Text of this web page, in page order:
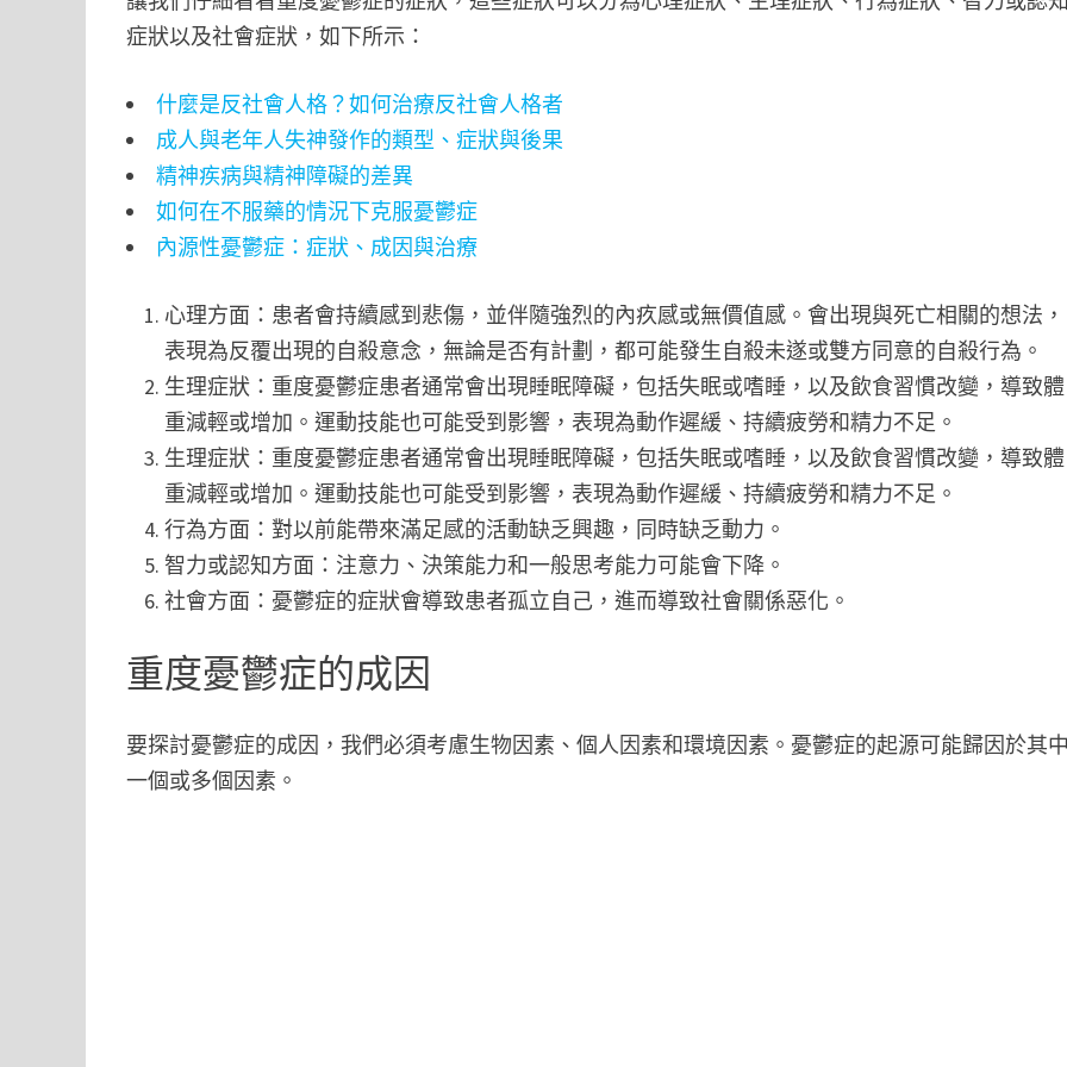
症狀以及社會症狀，如下所示：
什麼是反社會人格？如何治療反社會人格者
成人與老年人失神發作的類型、症狀與後果
精神疾病與精神障礙的差異
如何在不服藥的情況下克服憂鬱症
內源性憂鬱症：症狀、成因與治療
心理方面：患者會持續感到悲傷，並伴隨強烈的內疚感或無價值感。會出現與死亡相關的想法，
表現為反覆出現的自殺意念，無論是否有計劃，都可能發生自殺未遂或雙方同意的自殺行為。
生理症狀：重度憂鬱症患者通常會出現睡眠障礙，包括失眠或嗜睡，以及飲食習慣改變，導致體
重減輕或增加。運動技能也可能受到影響，表現為動作遲緩、持續疲勞和精力不足。
生理症狀：重度憂鬱症患者通常會出現睡眠障礙，包括失眠或嗜睡，以及飲食習慣改變，導致體
重減輕或增加。運動技能也可能受到影響，表現為動作遲緩、持續疲勞和精力不足。
行為方面：對以前能帶來滿足感的活動缺乏興趣，同時缺乏動力。
智力或認知方面：注意力、決策能力和一般思考能力可能會下降。
社會方面：憂鬱症的症狀會導致患者孤立自己，進而導致社會關係惡化。
重度憂鬱症的成因
要探討憂鬱症的成因，我們必須考慮生物因素、個人因素和環境因素。憂鬱症的起源可能歸因於其
一個或多個因素。